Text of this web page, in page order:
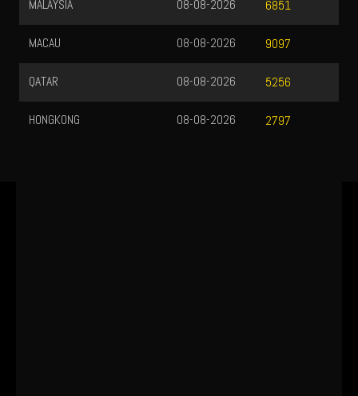
MALAYSIA 6851
08-08-2026
MACAU 9097
08-08-2026
QATAR 5256
08-08-2026
HONGKONG 2797
08-08-2026